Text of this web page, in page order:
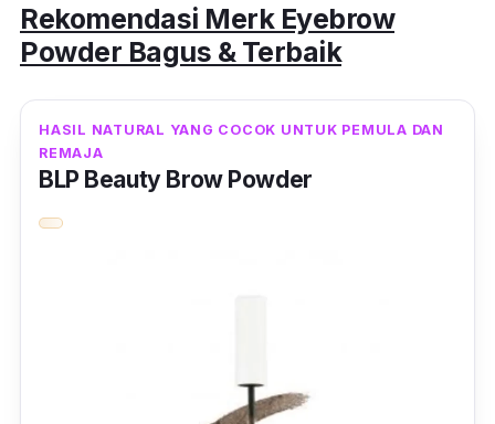
Rekomendasi MerkEyebrow
Powder Bagus & Terbaik
HASIL NATURAL YANG COCOK UNTUK PEMULA DAN
REMAJA
BLP Beauty Brow Powder